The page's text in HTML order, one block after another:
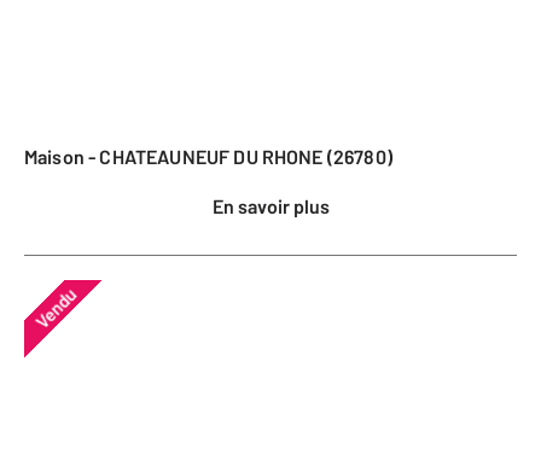
Maison - CHATEAUNEUF DU RHONE (26780)
En savoir plus
Vendu